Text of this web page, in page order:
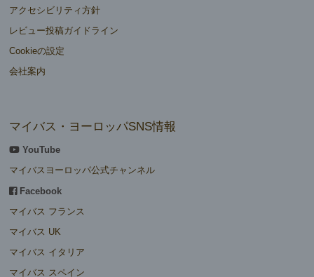
アクセシビリティ方針
レビュー投稿ガイドライン
Cookieの設定
会社案内
マイバス・ヨーロッパSNS情報
YouTube
マイバスヨーロッパ公式チャンネル
Facebook
マイバス フランス
マイバス UK
マイバス イタリア
マイバス スペイン